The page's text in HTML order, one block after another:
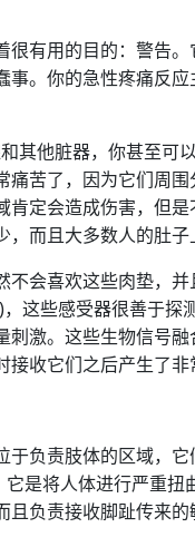
很有用的目的：警告
事。你的急性疼痛反
其他脏器，你甚至可
痛苦了，因为它们周
肯定会造成伤害，但
而且大多数人的肚子
不会喜欢这些肉垫，
这些感受器很善于
刺激。这些生物信号
收它们之后产生了非
于负责肢体的区域，
它是将人体进行严重
且负责接收脚趾传来